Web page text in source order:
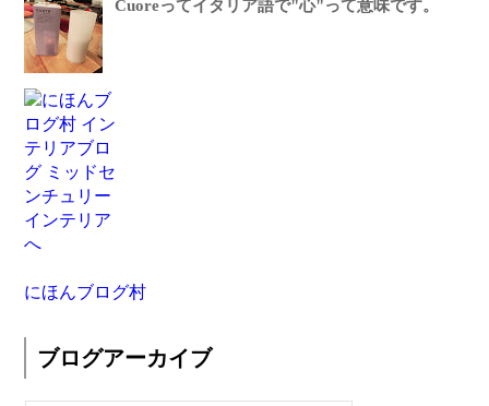
Cuoreってイタリア語で"心"って意味です。
にほんブログ村
ブログアーカイブ